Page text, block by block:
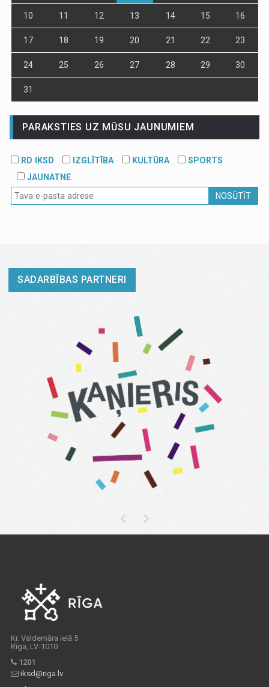
10 11 12 13 14 15 16
17 18 19 20 21 22 23
24 25 26 27 28 29 30
31
PARAKSTIES UZ MŪSU JAUNUMIEM
RD IKSD IZGLĪTĪBA KULTŪRA
SPORTS
JAUNATNE
NOSŪTĪT
SADARBĪBAS PARTNERI
Kr. Valdemāra ielā 5
Rīga, LV-1010
1201
iksd@riga.lv